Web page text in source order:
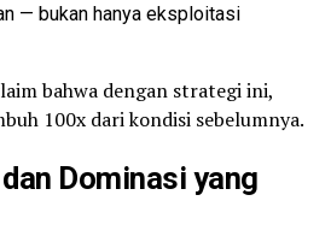
— bukan hanya eksploitasi
bahwa dengan strategi ini,
100x dari kondisi sebelumnya.
Dominasi yang